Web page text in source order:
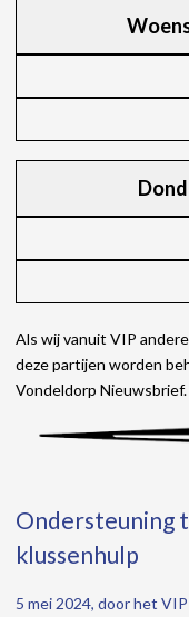
Als wij vanuit VIP
deze partijen worden
Vondeldorp Nieuwsbrief.
Ondersteuning
klussenhulp
5 mei 2024, door het